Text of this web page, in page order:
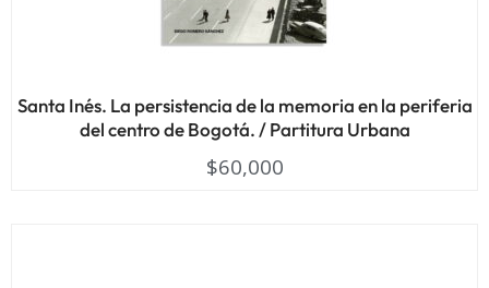
Santa Inés. La persistencia de la memoria en la periferia
del centro de Bogotá. / Partitura Urbana
$60,000